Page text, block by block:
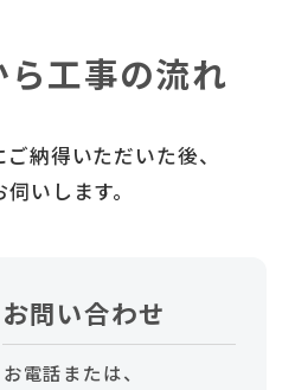
工事の流れ
納得いただいた後、
いします。
お問い合わせ
お電話または、